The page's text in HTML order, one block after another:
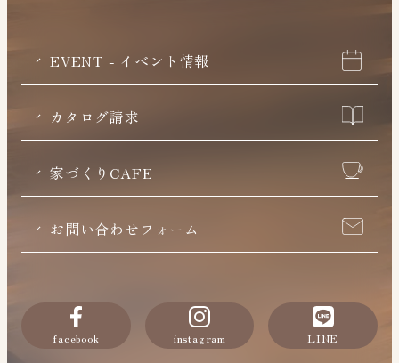
EVENT - イベント情報
カタログ請求
家づくりCAFE
お問い合わせフォーム
facebook instagram LINE